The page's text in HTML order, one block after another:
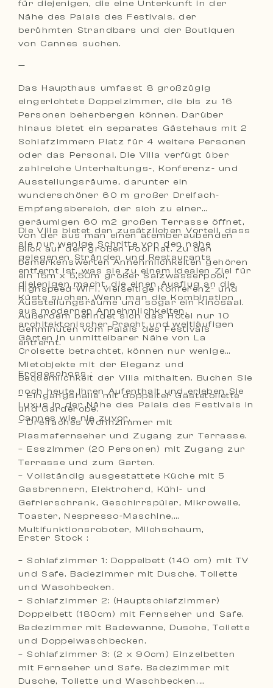
für diejenigen, die eine Unterkunft in der
Nähe des Palais des Festivals, der
berühmten Strandbars und der Boutiquen
von Cannes suchen.
—
Das Haupthaus umfasst 8 großzügig
eingerichtete Doppelzimmer, die bis zu 16
Personen beherbergen können. Darüber
hinaus bietet ein separates Gästehaus mit 2
Schlafzimmern Platz für 4 weitere Personen
oder das Personal. Die Villa verfügt über
zahlreiche Unterhaltungs-, Konferenz- und
Ausstellungsräume, darunter ein
wunderschöner 60 m großer Dreifach-
Empfangsbereich, der sich zu einer
geräumigen 60 m2 großen Terrasse öffnet,
von der aus man einen atemberaubenden
Blick auf den großen Pool hat. Zu den
bemerkenswerten Annehmlichkeiten gehören
ein 15m x 5,50m großer Salzwasserpool,
Highspeed-WiFi, vielseitige Konferenz- und
Ausstellungsräume und sogar ein Kinosaal.
Außerdem befindet sich das Hotel nur 10
Gehminuten vom Palais des Festivals
entfernt.
Die Villa bietet den zusätzlichen Vorteil, dass
sie nur wenige Schritte von den nahe
gelegenen Stränden und Restaurants
entfernt ist, was sie zu einem idealen Ziel für
diejenigen macht, die einen Ausflug an die
Küste suchen. Wenn man die Kombination
aus modernen Annehmlichkeiten,
architektonischer Pracht und weitläufigen
Gärten in unmittelbarer Nähe von La
Croisette betrachtet, können nur wenige
Mietobjekte mit der Eleganz und
Bequemlichkeit der Villa mithalten. Buchen Sie
noch heute Ihren Aufenthalt und erleben Sie
Luxus in der Nähe des Palais des Festivals in
Cannes wie nie zuvor.
Erdgeschoss :
– Eingangshalle mit doppelter Gästetoilette
und Garderobe.
– Dreifaches Wohnzimmer mit
Plasmafernseher und Zugang zur Terrasse.
– Esszimmer (20 Personen) mit Zugang zur
Terrasse und zum Garten.
– Vollständig ausgestattete Küche mit 5
Gasbrennern, Elektroherd, Kühl- und
Gefrierschrank, Geschirrspüler, Mikrowelle,
Toaster, Nespresso-Maschine,
Multifunktionsroboter, Milchschaum,
Erster Stock :
– Schlafzimmer 1: Doppelbett (140 cm) mit TV
und Safe. Badezimmer mit Dusche, Toilette
und Waschbecken.
– Schlafzimmer 2: (Hauptschlafzimmer)
Doppelbett (180cm) mit Fernseher und Safe.
Badezimmer mit Badewanne, Dusche, Toilette
und Doppelwaschbecken.
– Schlafzimmer 3: (2 x 90cm) Einzelbetten
mit Fernseher und Safe. Badezimmer mit
Dusche, Toilette und Waschbecken.